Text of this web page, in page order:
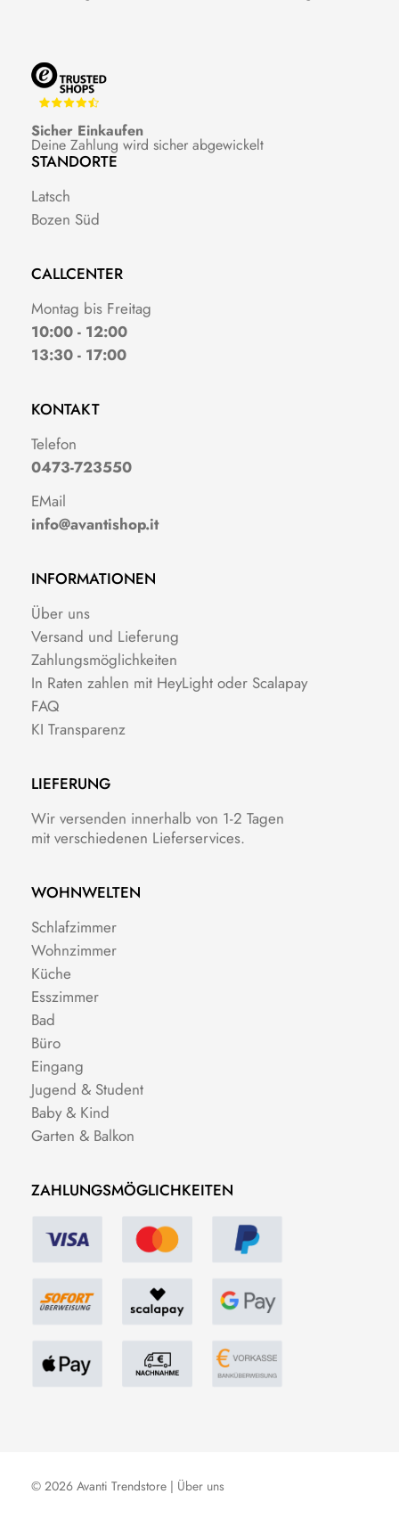
Sicher Einkaufen
Deine Zahlung wird sicher abgewickelt
STANDORTE
Latsch
Bozen Süd
CALLCENTER
Montag bis Freitag
10:00 - 12:00
13:30 - 17:00
KONTAKT
Telefon
0473-723550
EMail
info@avantishop.it
INFORMATIONEN
Über uns
Versand und Lieferung
Zahlungsmöglichkeiten
In Raten zahlen mit HeyLight oder Scalapay
FAQ
KI Transparenz
LIEFERUNG
Wir versenden innerhalb von 1-2 Tagen
mit verschiedenen Lieferservices.
WOHNWELTEN
Schlafzimmer
Wohnzimmer
Küche
Esszimmer
Bad
Büro
Eingang
Jugend & Student
Baby & Kind
Garten & Balkon
ZAHLUNGSMÖGLICHKEITEN
© 2026 Avanti Trendstore | Über uns